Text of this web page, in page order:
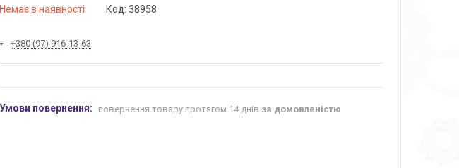
Немає в наявності Код: 38958
+380 (97) 916-13-63
повернення товару протягом 14 днів за домовленістю